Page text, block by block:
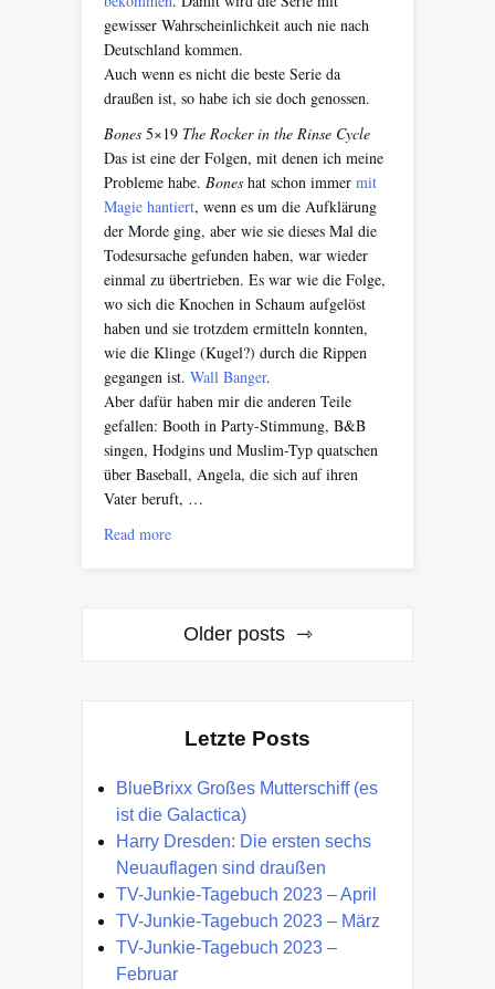
gewisser Wahrscheinlichkeit auch nie nach
Deutschland kommen.
Auch wenn es nicht die beste Serie da
draußen ist, so habe ich sie doch genossen.
Bones 5×19 The Rocker in the Rinse Cycle
Das ist eine der Folgen, mit denen ich meine
Probleme habe. Bones hat schon immer mit
Magie hantiert, wenn es um die Aufklärung
der Morde ging, aber wie sie dieses Mal die
Todesursache gefunden haben, war wieder
einmal zu übertrieben. Es war wie die Folge,
wo sich die Knochen in Schaum aufgelöst
haben und sie trotzdem ermitteln konnten,
wie die Klinge (Kugel?) durch die Rippen
gegangen ist. Wall Banger.
Aber dafür haben mir die anderen Teile
gefallen: Booth in Party-Stimmung, B&B
singen, Hodgins und Muslim-Typ quatschen
über Baseball, Angela, die sich auf ihren
Vater beruft, …
Read more
Older posts
Letzte Posts
BlueBrixx Großes Mutterschiff (es
ist die Galactica)
Harry Dresden: Die ersten sechs
Neuauflagen sind draußen
TV-Junkie-Tagebuch 2023 – April
TV-Junkie-Tagebuch 2023 – März
TV-Junkie-Tagebuch 2023 –
Februar